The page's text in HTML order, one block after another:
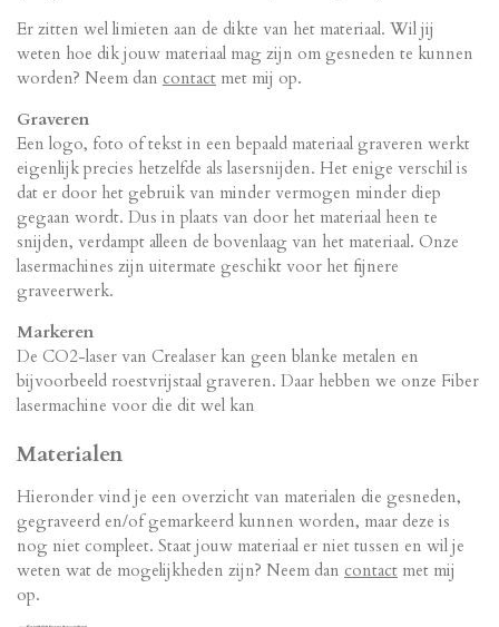
Er zitten wel limieten aan de dikte van het materiaal. Wil jij
weten hoe dik jouw materiaal mag zijn om gesneden te kunnen
worden? Neem dan contact met mij op.
Graveren
Een logo, foto of tekst in een bepaald materiaal graveren werkt
eigenlijk precies hetzelfde als lasersnijden. Het enige verschil is
dat er door het gebruik van minder vermogen minder diep
gegaan wordt. Dus in plaats van door het materiaal heen te
snijden, verdampt alleen de bovenlaag van het materiaal. Onze
lasermachines zijn uitermate geschikt voor het fijnere
graveerwerk.
Markeren
De CO2-laser van Crealaser kan geen blanke metalen en
bijvoorbeeld roestvrijstaal graveren. Daar hebben we onze Fiber
lasermachine voor die dit wel kan
Materialen
Hieronder vind je een overzicht van materialen die gesneden,
gegraveerd en/of gemarkeerd kunnen worden, maar deze is
nog niet compleet. Staat jouw materiaal er niet tussen en wil je
weten wat de mogelijkheden zijn? Neem dan contact met mij
op.